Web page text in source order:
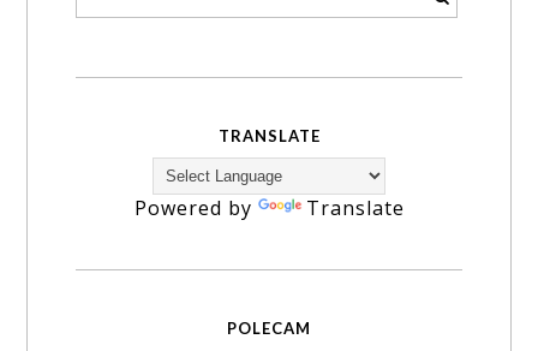
TRANSLATE
Powered by Translate
POLECAM